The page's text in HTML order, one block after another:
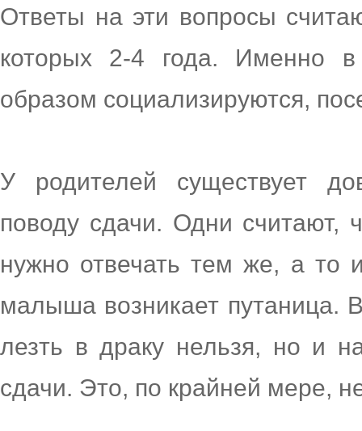
Ответы на эти вопросы
которых 2-4 года. Именно
образом социализируются,
У родителей существует
поводу сдачи. Одни считают,
нужно отвечать тем же, а то
малыша возникает путаница.
лезть в драку нельзя, но и
сдачи. Это, по крайней мере,